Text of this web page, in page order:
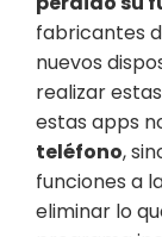
fabricantes
nuevos
realizar
estas apps
teléfono,
funciones a
eliminar lo